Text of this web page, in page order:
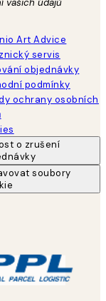
vašich údajů
Art Advice
servis
objednávky
podmínky
ochrany osobních
o zrušení
soubory